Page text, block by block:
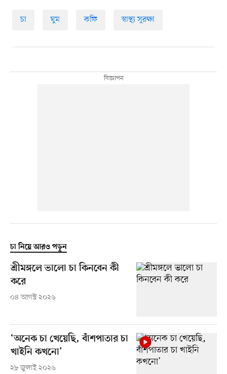
চা ঘুম কফি স্বাস্থ্য সুরক্ষা
চা নিয়ে আরও পড়ুন
শ্রীমঙ্গলে ভালো চা কিনবেন কী
করে
০৪ আগস্ট ২০২৬
‘অনেক চা খেয়েছি, বাঁশপাতার চা
খাইনি কখনো’
২৮ জুলাই ২০২৬